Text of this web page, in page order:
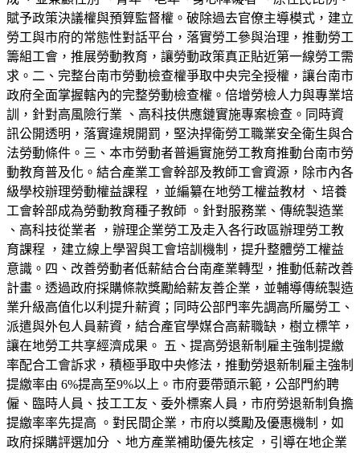
賦予政策決議權與預算監督權。破除過去官僚主導模式，建立
勞工與市府的常態性對話平台，落實勞工參與治理，推動勞工
籌組工會，推展勞動教育，讓勞動政策真正貼近第一線勞工需
求。二、完整台南市勞動檢查權爭取中央完全授權，讓台南市
政府全面掌握轄內的完整勞動檢查權。倍增勞檢人力與專業培
訓，針對高風險行業 、高科技供應鏈實施專案檢查。同時資
訊公開透明，落實違規開罰，堅決捍衛勞工職業安全衛生與合
法勞動條件。三、本市勞動者普遍實施勞工教育推動台南市勞
動教育普及化。結合產業工會幹部及教師工會資源，除市內各
級學校辦理勞動權益課程 ，並編纂在地勞工權益教材 、培養
工會幹部成為勞動教育種子教師 。針對服務業、傳統製造業
、高科技從業者 ，辦理企業勞工及走入各行政區辦理勞工教
育課程 ，建立線上學習與工會培訓機制，提升整體勞工權益
意識。四、改善勞動者低薪結合台南產業轉型，推動低薪改善
計畫。透過政府採購條款獎勵給薪友善企業，並輔導傳統製造
業升級高值化以利提升薪資；同時公部門率先調高所屬勞工、
派遣與外包人員薪資，結合產官學媒合高薪職缺，樹立標竿，
讓在地勞工共享經濟成果。 五、提高勞退新制雇主強制提繳
率配合工會訴求，積極爭取中央修法，推動勞退新制雇主強制
提繳率由 6%提高至9%以上。市府要帶頭示範，公部門約聘
僱、臨時人員、技工工友、委外標案人員，市府勞退新制負擔
提繳率率先提高 。對民間企業，市府以獎勵及優惠機制，如
政府採購評選加分 、地方產業補助優先核定 ，引導在地企業